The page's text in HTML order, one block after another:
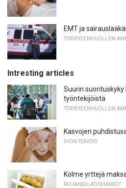
EMT ja
TERVEYDENHUOLLON
Intresting articles
Suurin
työntekijöistä
TERVEYDENHUOLLON
Kasvojen
IHON TERVEYS
Kolme yrttejä
RUOANSULATUSHÄIRIÖT